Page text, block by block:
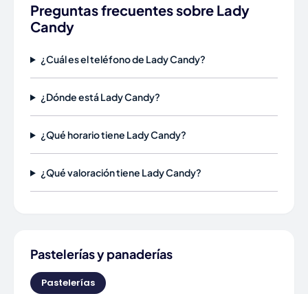
Preguntas frecuentes sobre Lady
Candy
¿Cuál es el teléfono de Lady Candy?
¿Dónde está Lady Candy?
¿Qué horario tiene Lady Candy?
¿Qué valoración tiene Lady Candy?
Pastelerías y panaderías
Pastelerías